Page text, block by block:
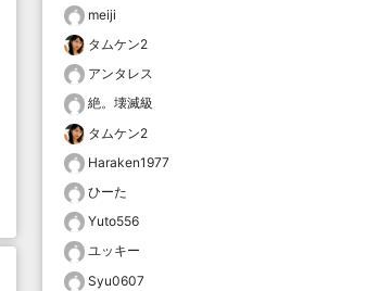
meiji
タムケン2
アンタレス
絶。壊滅級
タムケン2
Haraken1977
ひーた
Yuto556
ユッキー
Syu0607